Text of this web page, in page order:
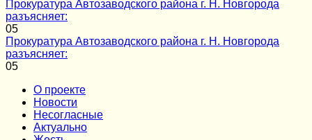
Прокуратура Автозаводского района г. Н. Новгорода
разъясняет:
05
Прокуратура Автозаводского района г. Н. Новгорода
разъясняет:
05
О проекте
Новости
Несогласные
Актуально